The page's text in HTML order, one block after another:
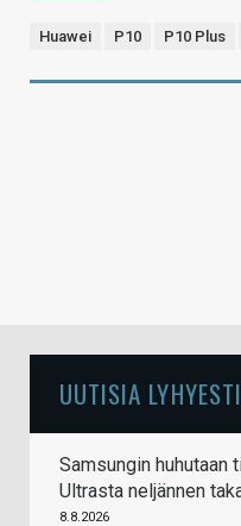
Huawei P10 P10 Plus
UUTISIA LYHYESTI
Samsungin huhutaan
Ultrasta neljännen
8.8.2026